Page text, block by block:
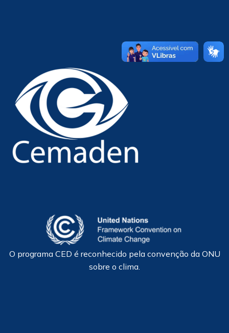
O programa CED é reconhecido pela convenção da ONU
sobre o clima.